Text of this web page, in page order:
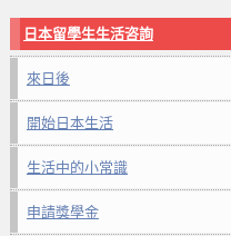
日本留學生生活咨詢
來日後
開始日本生活
生活中的小常識
申請獎學金